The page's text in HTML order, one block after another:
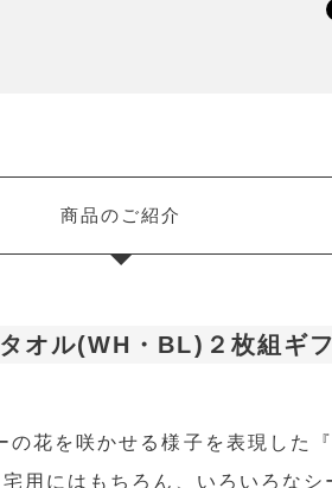
商品のご紹介
オル(WH・BL)２枚組ギ
の花を咲かせる様子を表現した
用にはもちろん、いろいろなシ